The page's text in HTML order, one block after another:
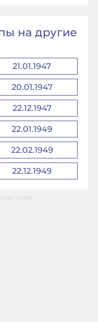
на другие
21.01.1947
20.01.1947
22.12.1947
22.01.1949
22.02.1949
22.12.1949
НИЖЕ